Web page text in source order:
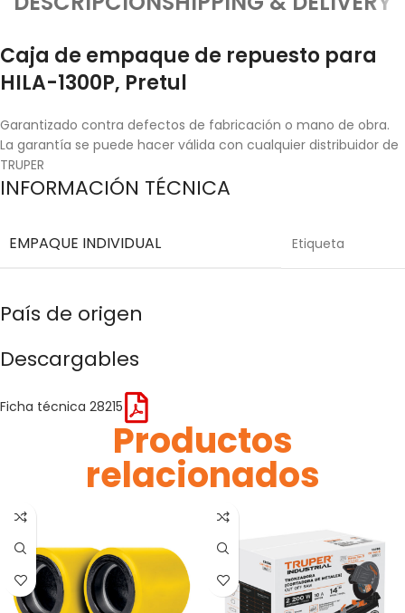
Caja de empaque de repuesto para
HILA-1300P, Pretul
Garantizado contra defectos de fabricación o mano de obra.
La garantía se puede hacer válida con cualquier distribuidor de
TRUPER
INFORMACIÓN TÉCNICA
EMPAQUE INDIVIDUAL Etiqueta
País de origen
Descargables
Ficha técnica 28215
Productos
relacionados